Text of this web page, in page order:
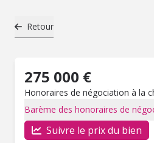
Retour
275 000 €
Honoraires de négociation à la
Barème des honoraires de
Suivre le prix du bien